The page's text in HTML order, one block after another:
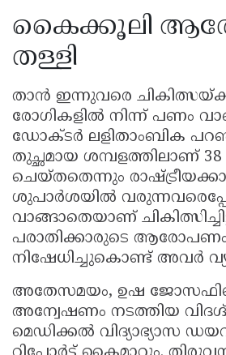
കൈക്കൂലി
തള്ളി
താൻ ഇന്നുവരെ
രോഗികളിൽ നിന്ന് പണം
ഡോക്‌ടർ ലളിതാംബിക
തുച്ഛമായ ശമ്പളത്തിലാണ്
ചെയ്‌തതെന്നും
ശുപാർശയിൽ
വാങ്ങാതെയാണ്
പരാതിക്കാരുടെ
നിഷേധിച്ചുകൊണ്ട് അവർ
അതേസമയം, ഉഷ
അന്വേഷണം നടത്തിയ
മെഡിക്കൽ വിദ്യാഭ്യാസ